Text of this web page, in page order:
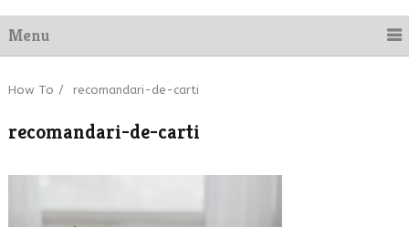
Menu
How To / recomandari-de-carti
recomandari-de-carti